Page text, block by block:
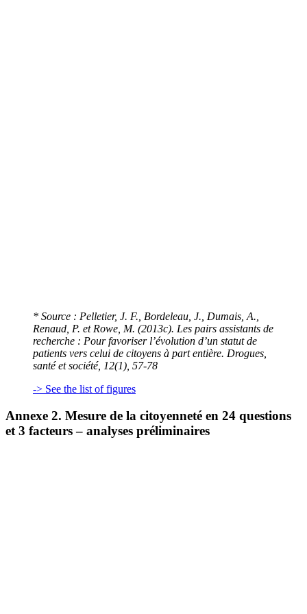
* Source : Pelletier, J. F., Bordeleau, J., Dumais, A.,
Renaud, P. et Rowe, M. (2013c). Les pairs assistants de
recherche : Pour favoriser l’évolution d’un statut de
patients vers celui de citoyens à part entière. Drogues,
santé et société, 12(1), 57-78
-> See the list of figures
Annexe 2. Mesure de la citoyenneté en 24 questions
et 3 facteurs – analyses préliminaires